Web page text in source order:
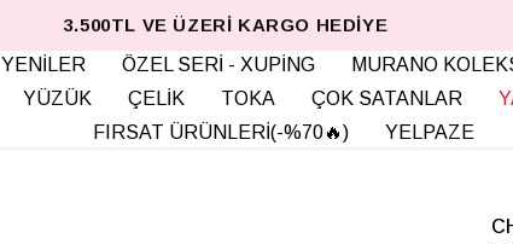
3.500TL VE ÜZERI KARGO HEDIYE
YENİLER ÖZEL SERİ - XUPİNG MURANO
YÜZÜK ÇELİK TOKA ÇOK SATANLAR
FIRSAT ÜRÜNLERİ(-%70🔥)
YELPAZE